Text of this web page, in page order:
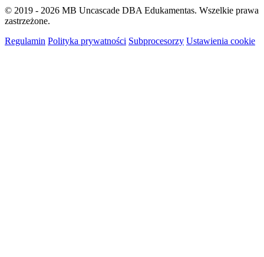
© 2019 - 2026 MB Uncascade DBA Edukamentas. Wszelkie prawa
zastrzeżone.
Regulamin Polityka prywatności Subprocesorzy Ustawienia cookie